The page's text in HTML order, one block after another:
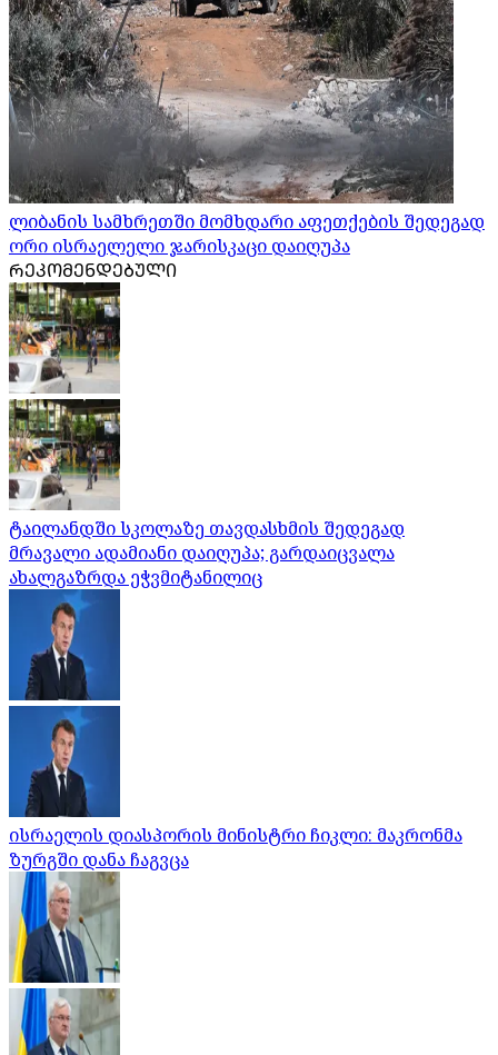
ლიბანის სამხრეთში მომხდარი აფეთქების შედეგად
ორი ისრაელელი ჯარისკაცი დაიღუპა
ᲠᲔᲙᲝᲛᲔᲜᲓᲔᲑᲣᲚᲘ
ტაილანდში სკოლაზე თავდასხმის შედეგად
მრავალი ადამიანი დაიღუპა; გარდაიცვალა
ახალგაზრდა ეჭვმიტანილიც
ისრაელის დიასპორის მინისტრი ჩიკლი: მაკრონმა
ზურგში დანა ჩაგვცა